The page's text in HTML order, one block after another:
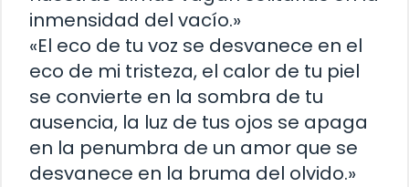
inmensidad del vacío.»
«El eco de tu voz se desvanece en el
eco de mi tristeza, el calor de tu piel
se convierte en la sombra de tu
ausencia, la luz de tus ojos se apaga
en la penumbra de un amor que se
desvanece en la bruma del olvido.»